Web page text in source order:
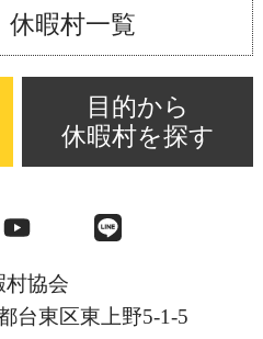
休暇村一覧
目的から
休暇村を探す
村協会
台東区東上野5-1-5